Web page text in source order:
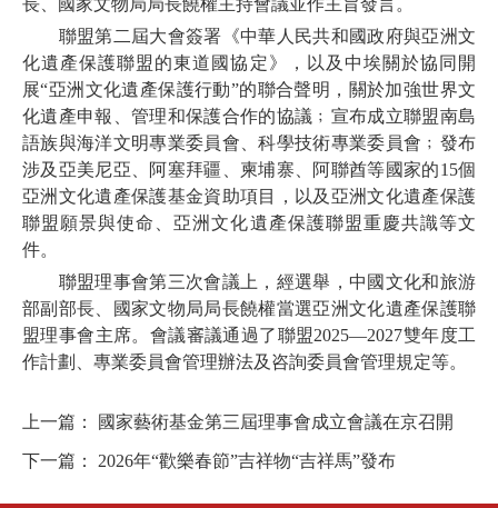
長、國家文物局局長饒權主持會議並作主旨發言。
聯盟第二屆大會簽署《中華人民共和國政府與亞洲文
化遺產保護聯盟的東道國協定》，以及中埃關於協同開
展“亞洲文化遺產保護行動”的聯合聲明，關於加強世界文
化遺產申報、管理和保護合作的協議﹔宣布成立聯盟南島
語族與海洋文明專業委員會、科學技術專業委員會﹔發布
涉及亞美尼亞、阿塞拜疆、柬埔寨、阿聯酋等國家的15個
亞洲文化遺產保護基金資助項目，以及亞洲文化遺產保護
聯盟願景與使命、亞洲文化遺產保護聯盟重慶共識等文
件。
聯盟理事會第三次會議上，經選舉，中國文化和旅游
部副部長、國家文物局局長饒權當選亞洲文化遺產保護聯
盟理事會主席。會議審議通過了聯盟2025—2027雙年度工
作計劃、專業委員會管理辦法及咨詢委員會管理規定等。
上一篇： 國家藝術基金第三屆理事會成立會議在京召開
下一篇： 2026年“歡樂春節”吉祥物“吉祥馬”發布